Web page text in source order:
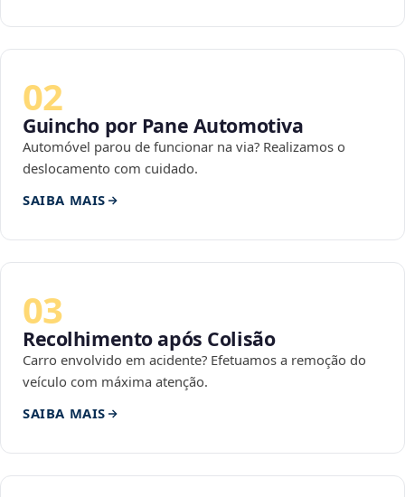
02
Guincho por Pane Automotiva
Automóvel parou de funcionar na via? Realizamos o
deslocamento com cuidado.
SAIBA MAIS
03
Recolhimento após Colisão
Carro envolvido em acidente? Efetuamos a remoção do
veículo com máxima atenção.
SAIBA MAIS